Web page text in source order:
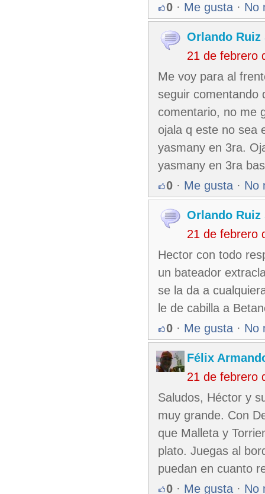
0 · Me gusta · No
Orlando Ruiz
21 de febrero
Me voy para al
seguir comentando
comentario, no me
ojala q este no sea
yasmany en 3ra.
yasmany en 3ra
0 · Me gusta · No
Orlando Ruiz
21 de febrero
Hector con todo
un bateador
se la da a
le de cabilla a
0 · Me gusta · No
Félix
21 de febrero
Saludos, Héctor y
muy grande. Con
que Malleta y
plato. Juegas al
puedan en cuanto
0 · Me gusta · No